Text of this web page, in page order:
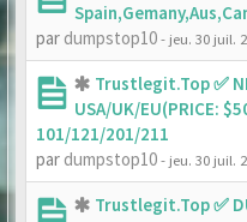
par dumpstop10- jeu. 30 juil.
Trustlegit.Top ✅
USA/UK/EU(PRICE:
101/121/201/211
par dumpstop10- jeu. 30 juil.
Trustlegit.Top ✅